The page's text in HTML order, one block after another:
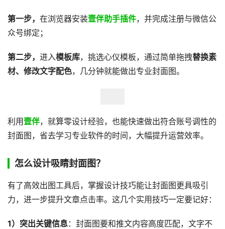
第一步， 在浏览器安装壹伴助手插件，并完成注册与微信公
众号绑定；
第二步， 进入模板库，挑选心仪模板，通过简单拖拽替换素
材、修改文字配色，几分钟就能做出专业封面图。
利用壹伴，就算零设计经验，也能快速做出符合账号调性的
封面图，省去学习专业软件的时间，大幅提升运营效率。
怎么设计吸睛封面图？
有了高效出图工具后，掌握设计技巧能让封面图更具吸引
力，进一步提升文章点击率。这几个实用技巧一定要记好：
1）突出关键信息：封面图要和推文内容高度匹配，文字不